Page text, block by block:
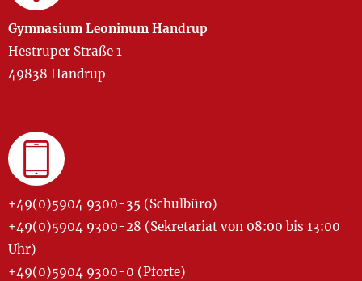
Gymnasium Leoninum Handrup
Hestruper Straße 1
49838 Handrup
+49(0)5904 9300-35 (Schulbüro)
+49(0)5904 9300-28 (Sekretariat von 08:00 bis 13:00
Uhr)
+49(0)5904 9300-0 (Pforte)